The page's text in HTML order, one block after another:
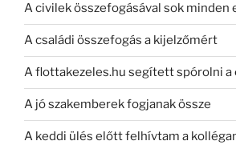
A civilek összefogásával sok minden
A családi összefogás a kijelzőmért
A flottakezeles.hu segített spórolni a
A jó szakemberek fogjanak össze
A keddi ülés előtt felhívtam a